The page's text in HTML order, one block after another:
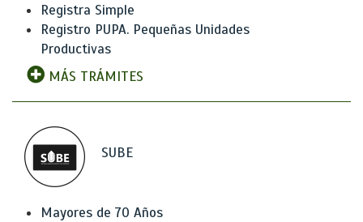
Registra Simple
Registro PUPA. Pequeñas Unidades
Productivas
MÁS TRÁMITES
SUBE
Mayores de 70 Años